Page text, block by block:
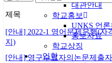
대관안내
학교홍보
UNKS 언론
홍보자료
학교상징
입학
제목
[안내] 2022-1 영어문제은행(자
지)
[안내] 영구수료자의논문제출